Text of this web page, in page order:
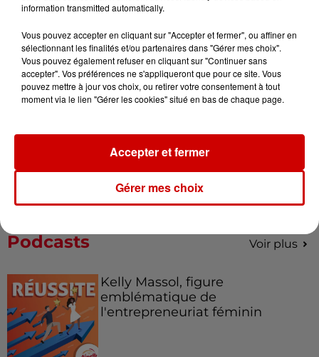
votre séjour en famille au cœur
de la...
vous !
Podcasts Voir plus
Kelly Massol, figure
emblématique de
l'entrepreneuriat féminin
information transmitted automatically.
Vous pouvez accepter en cliquant sur "Accepter et fermer", ou affiner en
sélectionnant les finalités et/ou partenaires dans "Gérer mes choix".
Vous pouvez également refuser en cliquant sur "Continuer sans
accepter". Vos préférences ne s'appliqueront que pour ce site. Vous
pouvez mettre à jour vos choix, ou retirer votre consentement à tout
moment via le lien "Gérer les cookies" situé en bas de chaque page.
Gérer mes choix
Accepter et fermer